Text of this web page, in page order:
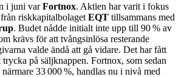
i juni varFortnox. Aktien har varit i fokus
riskkapitalbolaget EQT tillsammans med
. Budet nådde initialt inte upp till 90 % av
krävs för att tvångsinlösa resterande
valde ändå att gå vidare. Det har fått
trycka på säljknappen. Fortnox, som sedan
33 000 %, handlas nu i nivå med